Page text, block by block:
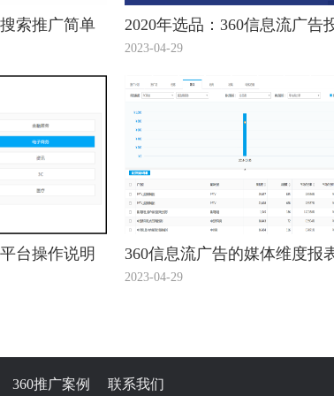
索推广简单
2020年选品：360信息流广告
趋势看出12个潜力爆款！
2023-04-29
台操作说明 360信息流广告的媒体维度报
2023-04-29
360推广案例 联系我们